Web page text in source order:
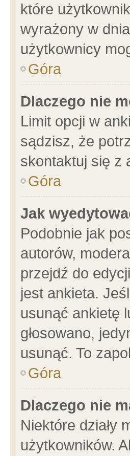
które
wyrażony w
użytkownicy
Góra
Dlaczego nie
Limit opcji w
sądzisz, że
skontaktuj się z
Góra
Jak
Podobnie jak
autorów,
przejdź do
jest ankieta.
usunąć ankietę
głosowano,
usunąć. To
Góra
Dlaczego nie
Niektóre działy
użytkowników.